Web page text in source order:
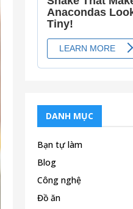
DANH MỤC
Bạn tự làm
Blog
Công nghệ
Đồ ăn